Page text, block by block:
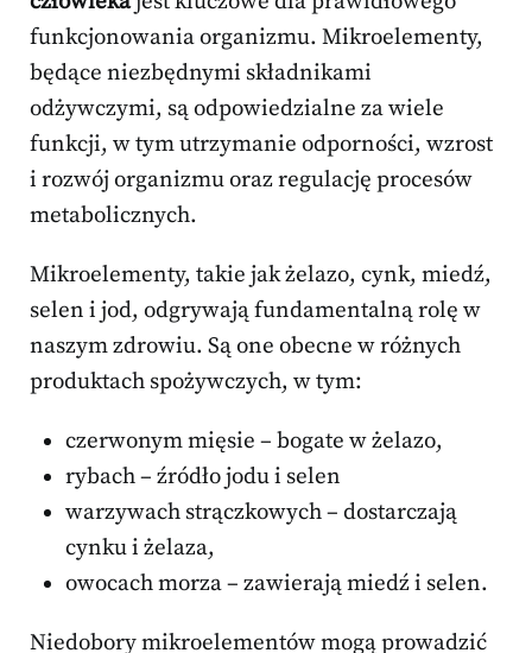
funkcjonowania organizmu. Mikroelementy,
będące niezbędnymi składnikami
odżywczymi, są odpowiedzialne za wiele
funkcji, w tym utrzymanie odporności, wzrost
i rozwój organizmu oraz regulację procesów
metabolicznych.
Mikroelementy, takie jak żelazo, cynk, miedź,
selen i jod, odgrywają fundamentalną rolę w
naszym zdrowiu. Są one obecne w różnych
produktach spożywczych, w tym:
czerwonym mięsie – bogate w żelazo,
rybach – źródło jodu i selen
warzywach strączkowych – dostarczają
cynku i żelaza,
owocach morza – zawierają miedź i selen.
Niedobory mikroelementów mogą prowadzić